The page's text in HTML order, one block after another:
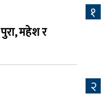
६, बुधबार
खबर पत्रिका
१
महेश र
२